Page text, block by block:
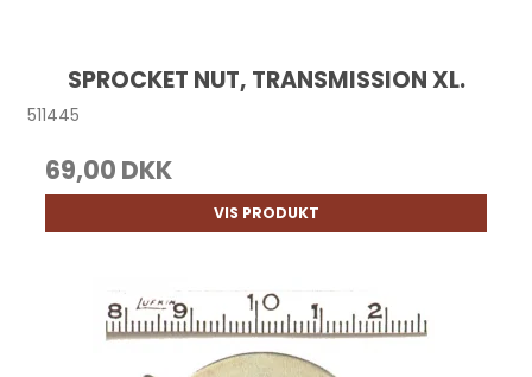
SPROCKET NUT, TRANSMISSION XL.
511445
69,00 DKK
VIS PRODUKT